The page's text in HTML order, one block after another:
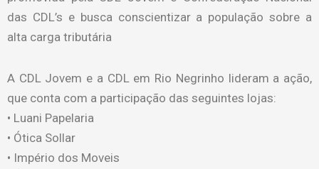
das CDL’s e busca conscientizar a população sobre a
alta carga tributária
A CDL Jovem e a CDL em Rio Negrinho lideram a ação,
que conta com a participação das seguintes lojas:
• Luani Papelaria
• ⁠Ótica Sollar
• ⁠Império dos Moveis